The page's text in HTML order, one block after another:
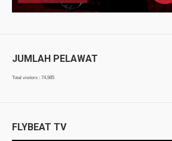
JUMLAH PELAWAT
Total visitors : 74,985
FLYBEAT TV